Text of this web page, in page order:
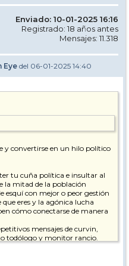
Enviado: 10-01-2025 16:16
Registrado: 18 años antes
Mensajes: 11.318
Eyedel 06-01-2025 14:40
y convertirse en un hilo político
tu cuña política e insultar al
la mitad de la población
esquí con mejor o peor gestión
eres y la agónica lucha
cómo conectarse de manera
mensajes de curvin,
todólogo y monitor rancio.